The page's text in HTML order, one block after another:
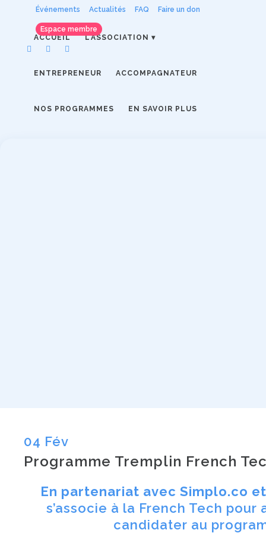
Événements Actualités FAQ Faire un don
Espace membre
ACCUEIL
L’ASSOCIATION
ENTREPRENEUR ACCOMPAGNATEUR
NOS PROGRAMMES EN SAVOIR PLUS
04 Fév
Programme Tremplin French
En partenariat avec Simplo.co
s’associe à la French Tech
candidater au